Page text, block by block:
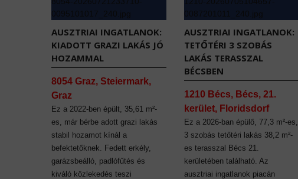
AUSZTRIAI INGATLANOK:
KIADOTT GRAZI LAKÁS JÓ
HOZAMMAL
8054 Graz, Steiermark,
Graz
Ez a 2022-ben épült, 35,61 m²-
es, már bérbe adott grazi lakás
stabil hozamot kínál a
befektetőknek. Fedett erkély,
garázsbeálló, padlófűtés és
kiváló közlekedés teszi
AUSZTRIAI INGATLANOK:
TETŐTÉRI 3 SZOBÁS
LAKÁS TERASSZAL
BÉCSBEN
1210 Bécs, Bécs, 21.
kerület, Floridsdorf
Ez a 2026-ban épülő, 77,3 m²-es,
3 szobás tetőtéri lakás 38,2 m²-
es terasszal Bécs 21.
kerületében található. Az
ausztriai ingatlanok piacán